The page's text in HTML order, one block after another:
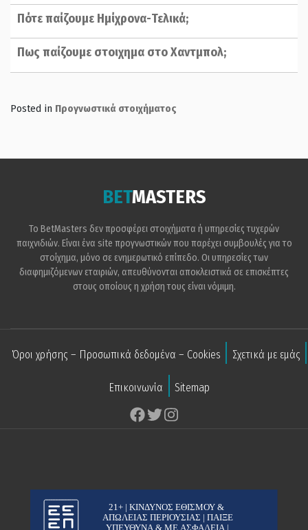
Πότε παίζουμε Ημίχρονα-Τελικά;
Πως παίζουμε στοιχημα στο Χαντμπολ;
Posted in Προγνωστικά στοιχήματος
BETMASTERS
Το BetMasters δεν προσφέρει στοιχήματα ή υπηρεσίες τυχερών
παιχνιδιών. Είναι ένα site προγνωστικών που παρέχει συμβουλές για το
στοίχημα, μόνο σε ενημερωτικό επίπεδο. Οι υπηρεσίες των
διαφημιζόμενων εταιριών, απευθύνονται αποκλειστικά σε επισκέπτες
στους οποίους η χρήση τους είναι νόμιμη.
Όροι χρήσης – Προσωπικά δεδομένα – Cookies Σχετικά με εμάς
Επικοινωνία Sitemap